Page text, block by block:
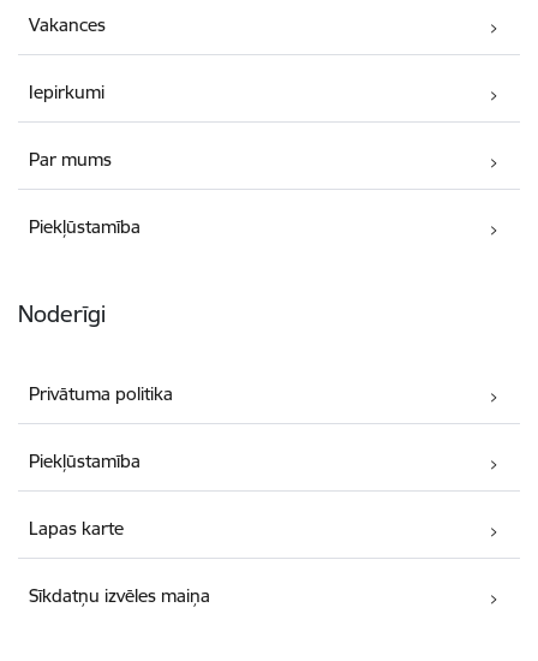
Vakances
Iepirkumi
Par mums
Piekļūstamība
Noderīgi
Privātuma politika
Piekļūstamība
Lapas karte
Sīkdatņu izvēles maiņa